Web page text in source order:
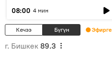
08:00 4 мин
Кечээ Бүгүн Эфирге
г. Бишкек 89.3